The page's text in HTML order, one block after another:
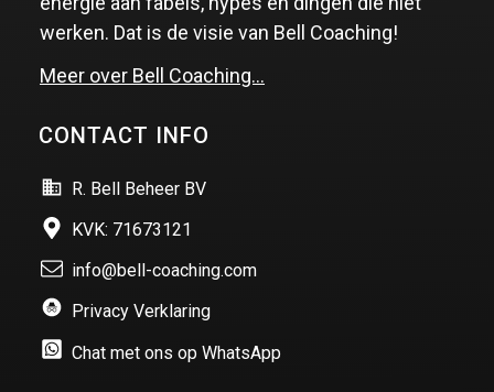
werken. Dat is de visie van Bell Coaching!
Meer over Bell Coaching…
CONTACT INFO
R. Bell Beheer BV
KVK: 71673121
info@bell-coaching.com
Privacy Verklaring
Chat met ons op WhatsApp